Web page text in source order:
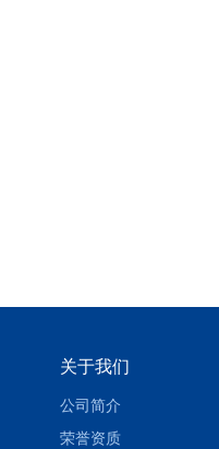
关于我们
公司简介
荣誉资质